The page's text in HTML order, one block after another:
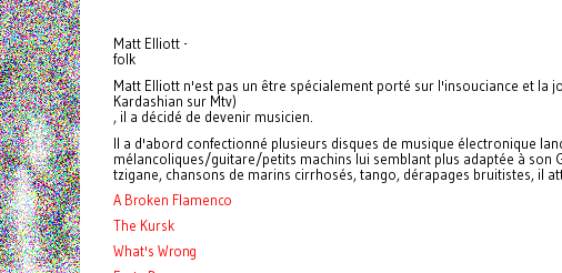
Matt Elliott -
folk
Matt Elliott n'est pas un être spécialement porté sur l'insouciance et la
Kardashian sur Mtv)
, il a décidé de devenir musicien.
Il a d'abord confectionné plusieurs disques de musique électronique
mélancoliques/guitare/petits machins lui semblant plus adaptée à son
tzigane, chansons de marins cirrhosés, tango, dérapages bruitistes, il
A Broken Flamenco
The Kursk
What's Wrong